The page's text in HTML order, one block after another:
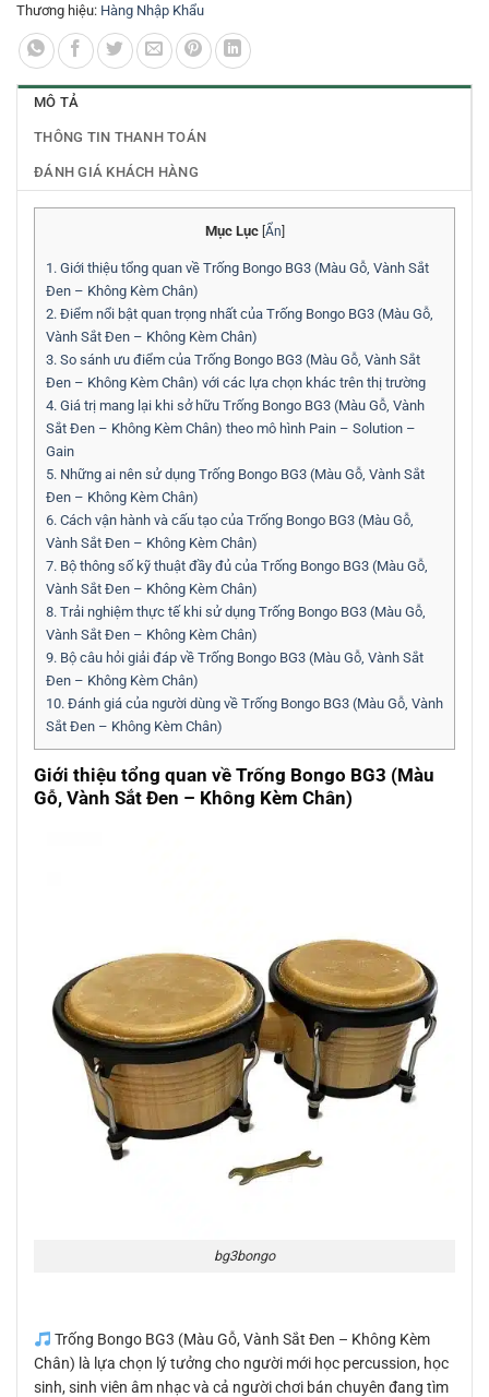
Thương hiệu: Hàng Nhập Khẩu
MÔ TẢ
THÔNG TIN THANH TOÁN
ĐÁNH GIÁ KHÁCH HÀNG
Mục Lục [Ẩn]
1. Giới thiệu tổng quan về Trống Bongo BG3 (Màu Gỗ, Vành Sắt
Đen – Không Kèm Chân)
2. Điểm nổi bật quan trọng nhất của Trống Bongo BG3 (Màu Gỗ,
Vành Sắt Đen – Không Kèm Chân)
3. So sánh ưu điểm của Trống Bongo BG3 (Màu Gỗ, Vành Sắt
Đen – Không Kèm Chân) với các lựa chọn khác trên thị trường
4. Giá trị mang lại khi sở hữu Trống Bongo BG3 (Màu Gỗ, Vành
Sắt Đen – Không Kèm Chân) theo mô hình Pain – Solution –
Gain
5. Những ai nên sử dụng Trống Bongo BG3 (Màu Gỗ, Vành Sắt
Đen – Không Kèm Chân)
6. Cách vận hành và cấu tạo của Trống Bongo BG3 (Màu Gỗ,
Vành Sắt Đen – Không Kèm Chân)
7. Bộ thông số kỹ thuật đầy đủ của Trống Bongo BG3 (Màu Gỗ,
Vành Sắt Đen – Không Kèm Chân)
8. Trải nghiệm thực tế khi sử dụng Trống Bongo BG3 (Màu Gỗ,
Vành Sắt Đen – Không Kèm Chân)
9. Bộ câu hỏi giải đáp về Trống Bongo BG3 (Màu Gỗ, Vành Sắt
Đen – Không Kèm Chân)
10. Đánh giá của người dùng về Trống Bongo BG3 (Màu Gỗ, Vành
Sắt Đen – Không Kèm Chân)
Giới thiệu tổng quan về Trống Bongo BG3 (Màu
Gỗ, Vành Sắt Đen – Không Kèm Chân)
bg3bongo
Trống Bongo BG3 (Màu Gỗ, Vành Sắt Đen – Không Kèm
Chân) là lựa chọn lý tưởng cho người mới học percussion, học
sinh, sinh viên âm nhạc và cả người chơi bán chuyên đang tìm